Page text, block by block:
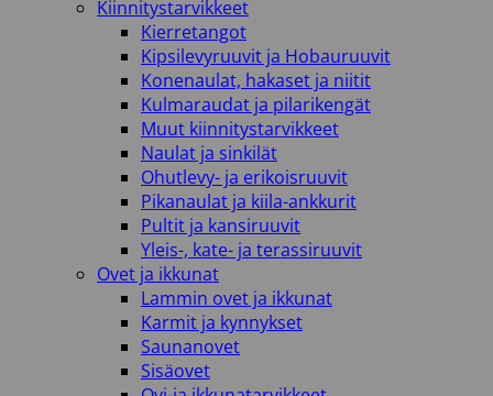
Kiinnitystarvikkeet
Kierretangot
Kipsilevyruuvit ja Hobauruuvit
Konenaulat, hakaset ja niitit
Kulmaraudat ja pilarikengät
Muut kiinnitystarvikkeet
Naulat ja sinkilät
Ohutlevy- ja erikoisruuvit
Pikanaulat ja kiila-ankkurit
Pultit ja kansiruuvit
Yleis-, kate- ja terassiruuvit
Ovet ja ikkunat
Lammin ovet ja ikkunat
Karmit ja kynnykset
Saunanovet
Sisäovet